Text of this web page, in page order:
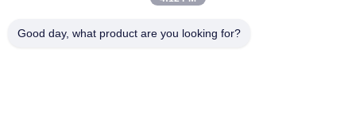
Good day, what product are you looking for?